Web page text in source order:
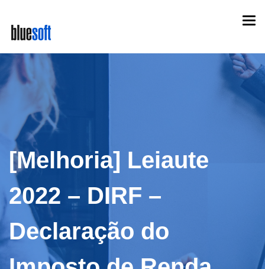
main
content
[Melhoria] Leiaute
2022 – DIRF –
Declaração do